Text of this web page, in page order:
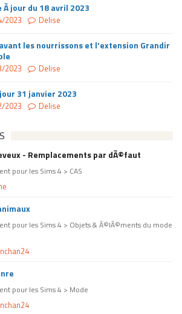
Ã jour du 18 avril 2023
2023 Delise
les nourrissons et l'extension Grandir
2023 Delise
31 janvier 2023
2023 Delise
- Remplacements par dÃ©faut
pour les Sims 4 > CAS
pour les Sims 4 > Objets & Ã©lÃ©ments du mode
pour les Sims 4 > Mode